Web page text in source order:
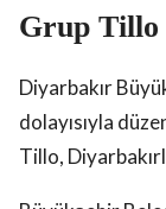
Grup Tillo
Diyarbakır
dolayısıyla
Tillo,